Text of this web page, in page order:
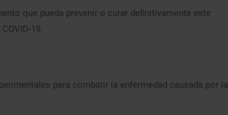
que pueda prevenir o curar definitivamente este
19.
para combatir la enfermedad causada por la